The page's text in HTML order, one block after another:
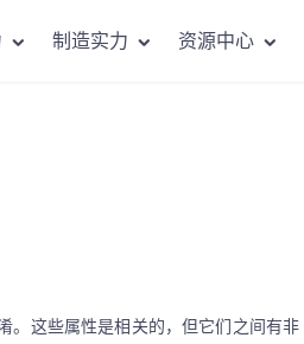
制造实力 资源中心
。这些属性是相关的，但它们之间有非